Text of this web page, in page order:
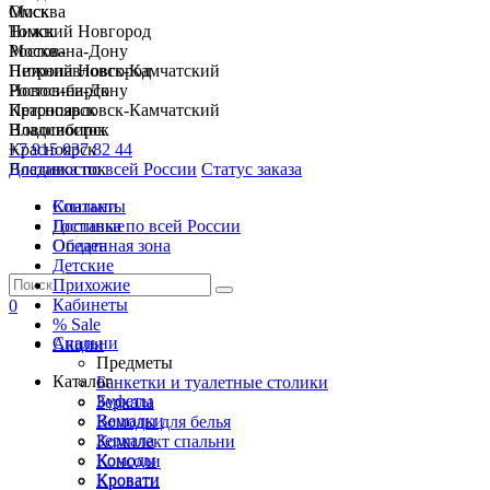
Москва
Нижний Новгород
Ростов-на-Дону
Петропавловск-Камчатский
Новосибирск
Красноярск
Владивосток
+7 915 037 82 44
Доставка по всей России Статус заказа
Спальни
Гостиные
Обеденная зона
Детские
Прихожие
Кабинеты
% Sale
Акции
Каталог
Буфеты
Вешалки
Зеркала
Комоды
Кровати
Омск
Томск
Москва
Нижний Новгород
Ростов-на-Дону
Петропавловск-Камчатский
Новосибирск
Красноярск
Владивосток
Контакты
Доставка по всей России
Оплата
0
Спальни
Предметы
Банкетки и туалетные столики
Зеркала
Комоды для белья
Комплект спальни
Консоли
Кровати